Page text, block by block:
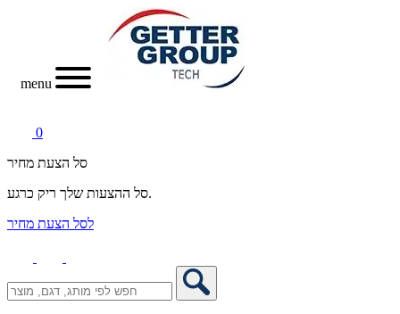
menu
0
סל הצעת מחיר
סל ההצעות שלך ריק כרגע.
לסל הצעת מחיר